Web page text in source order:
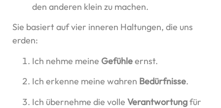
den anderen klein zu machen.
Sie basiert auf vier inneren Haltungen, die uns
erden:
Ich nehme meine Gefühleernst.
Ich erkenne meine wahren Bedürfnisse.
Ich übernehme die volle Verantwortungfür